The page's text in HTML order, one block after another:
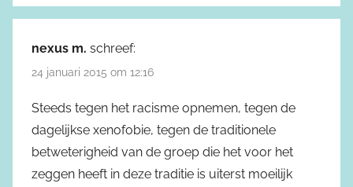
nexus m. schreef:
24 januari 2015 om 12:16
Steeds tegen het racisme opnemen, tegen de
dagelijkse xenofobie, tegen de traditionele
betweterigheid van de groep die het voor het
zeggen heeft in deze traditie is uiterst moeilijk